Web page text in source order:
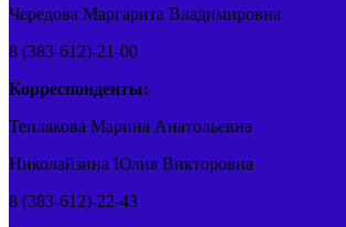
Чередова Маргарита Владимировна
8 (383-612)-21-00
Корреспонденты:
Теплякова Марина Анатольевна
Николайзина Юлия Викторовна
8 (383-612)-22-43